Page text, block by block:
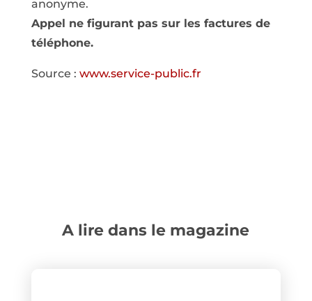
anonyme.
Appel ne figurant pas sur les factures de
téléphone.
Source : www.service-public.fr
A lire dans le magazine